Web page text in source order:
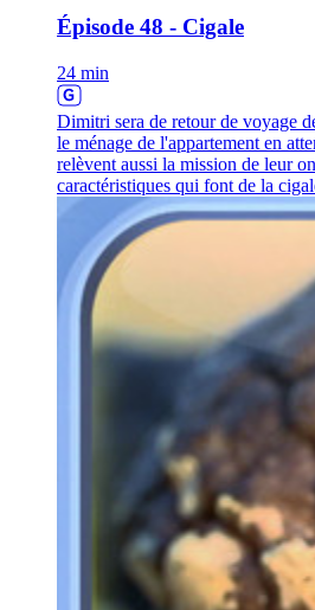
Épisode 48 - Cigale
24 min
Dimitri sera de retour de voyage
le ménage de l'appartement en
relèvent aussi la mission de leur
caractéristiques qui font de la